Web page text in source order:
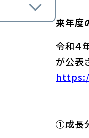
来年度
令和４
が公表
①成長